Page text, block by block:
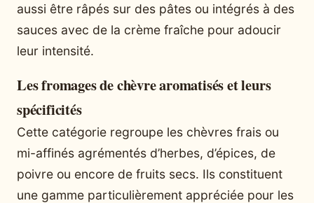
aussi être râpés sur des pâtes ou intégrés à des
sauces avec de la crème fraîche pour adoucir
leur intensité.
Les fromages de chèvre aromatisés et leurs
spécificités
Cette catégorie regroupe les chèvres frais ou
mi-affinés agrémentés d’herbes, d’épices, de
poivre ou encore de fruits secs. Ils constituent
une gamme particulièrement appréciée pour les